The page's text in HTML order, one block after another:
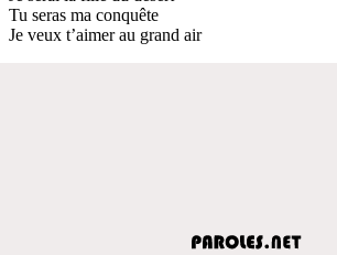
Tu seras ma conquête
Je veux t’aimer au grand air